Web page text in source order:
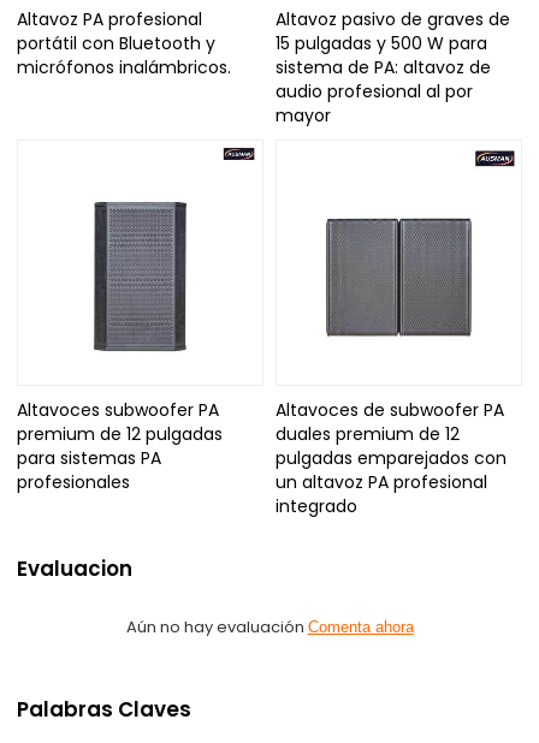
Altavoz PA profesional
portátil con Bluetooth y
micrófonos inalámbricos.
Altavoz pasivo de graves de
15 pulgadas y 500 W para
sistema de PA: altavoz de
audio profesional al por
mayor
Altavoces subwoofer PA
premium de 12 pulgadas
para sistemas PA
profesionales
Altavoces de subwoofer PA
duales premium de 12
pulgadas emparejados con
un altavoz PA profesional
integrado
Evaluacion
Aún no hay evaluación Comenta ahora
Palabras Claves